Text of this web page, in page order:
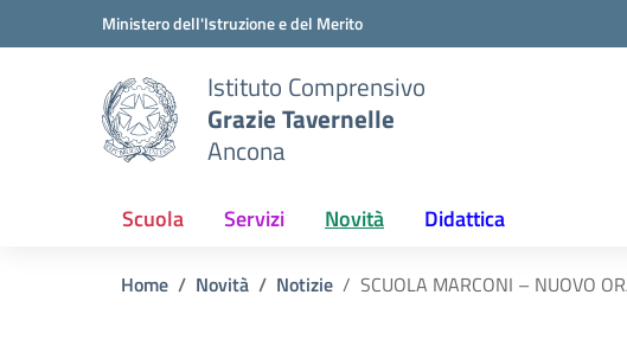
Vai ai contenuti
Vai al menu di navigazioneMinistero dell'Istruzione e del Merito
Istituto Comprensivo
Grazie Tavernelle
Ancona
Scuola Servizi Novità Didattica
Home Novità Notizie SCUOLA MARCONI – NUOVO